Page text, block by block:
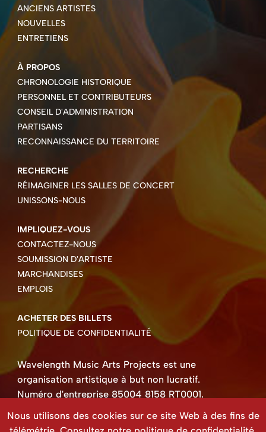
ANCIENS ARTISTES
NOUVELLES
ENTRETIENS
À PROPOS
CHRONOLOGIE HISTORIQUE
PERSONNEL ET CONTRIBUTEURS
CONSEIL D'ADMINISTRATION
PARTISANS
RECONNAISSANCE DU TERRITOIRE
RECHERCHE
RÉIMAGINER LES SALLES DE CONCERT
UNISSONS-NOUS
IMPLIQUEZ-VOUS
CONTACTEZ-NOUS
SOUMISSION D'ARTISTE
MARCHANDISES
EMPLOIS
ACHETER DES BILLETS
POLITIQUE DE CONFIDENTIALITÉ
Wavelength Music Arts Projects est une
organisation artistique à but non lucratif.
Numéro d'entreprise 85004 8158 RT0001.
Droits d'auteur ©2026 Wavelength Music Art
Projects
Nous utilisons des cookies sur ce site Web à des fins de